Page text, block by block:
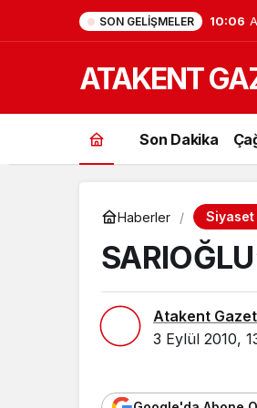
SON GELIŞMELER 10:06
ATAKENT
Son Dakika
Haberler Siyaset
Atakent
3 Eylül 2010,